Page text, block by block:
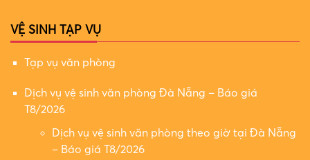
VỆ SINH TẠP VỤ
Tạp vụ văn phòng
Dịch vụ vệ sinh văn phòng Đà Nẵng – Báo giá
T8/2026
Dịch vụ vệ sinh văn phòng theo giờ tại Đà Nẵng
– Báo giá T8/2026